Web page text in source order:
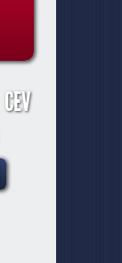
CEV